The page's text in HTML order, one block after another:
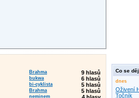
Brahma
9 hlasů
bukwa
6 hlasů
bi-cyklista
5 hlasů
Brahma
5 hlasů
neminem
Co se
dnes
Oživení
Točník